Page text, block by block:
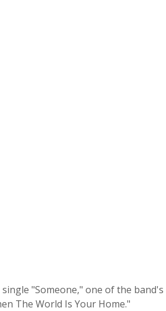
"Someone," one of the
The World Is Your Home."